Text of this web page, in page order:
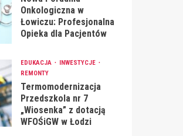
Onkologiczna w
Łowiczu: Profesjonalna
Opieka dla Pacjentów
EDUKACJA
INWESTYCJE
REMONTY
Termomodernizacja
Przedszkola nr 7
„Wiosenka” z dotacją
WFOŚiGW w Łodzi